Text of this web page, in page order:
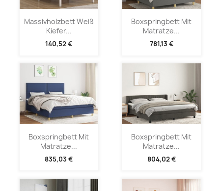
Massivholzbett Weiß
Kiefer...
140,52 €
Boxspringbett Mit
Matratze...
781,13 €
Boxspringbett Mit
Matratze...
835,03 €
Boxspringbett Mit
Matratze...
804,02 €